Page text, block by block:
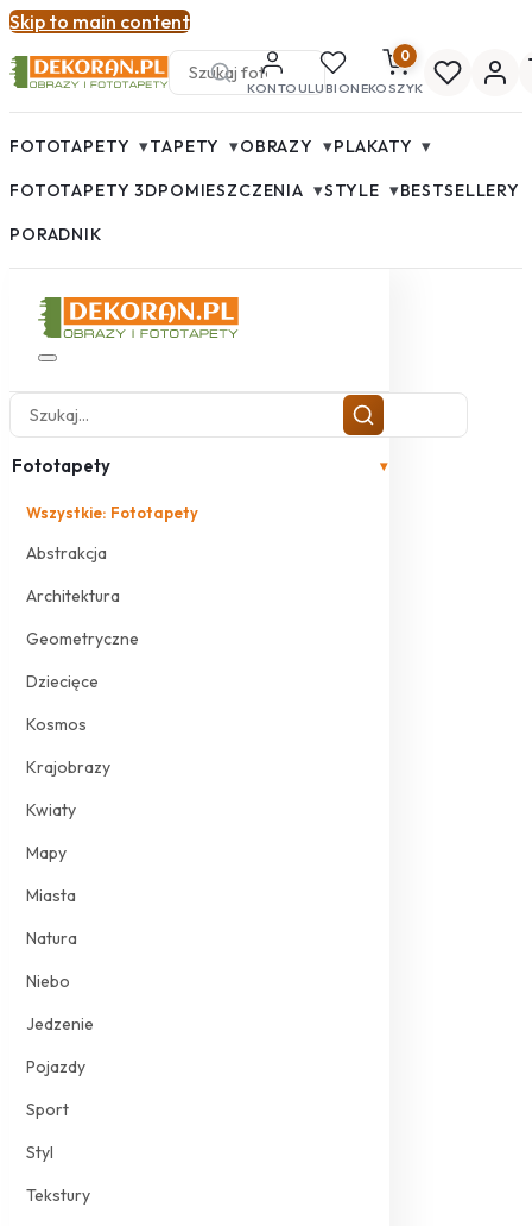
Skip to main content
KONTOULUBIONE
0
KOSZYK
FOTOTAPETY ▾TAPETY ▾OBRAZY ▾PLAKATY ▾
FOTOTAPETY 3DPOMIESZCZENIA ▾STYLE ▾BESTSELLERY
PORADNIK
Fototapety ▾
Wszystkie: Fototapety
Abstrakcja
Architektura
Geometryczne
Dziecięce
Kosmos
Krajobrazy
Kwiaty
Mapy
Miasta
Natura
Niebo
Jedzenie
Pojazdy
Sport
Styl
Tekstury